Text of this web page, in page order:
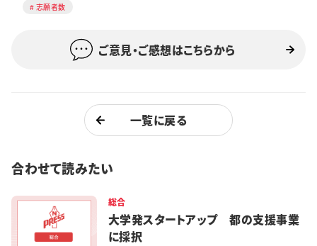
志願者数
ご意見・ご感想はこちらから
一覧に戻る
合わせて読みたい
総合
大学発スタートアップ 都の支援事業
に採択